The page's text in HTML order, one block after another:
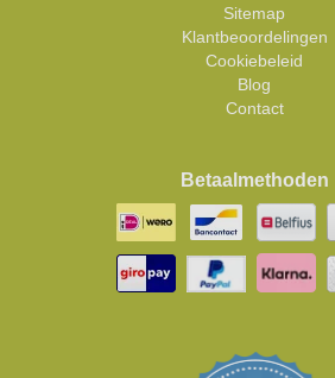
Sitemap
Klantbeoordelingen
Cookiebeleid
Blog
Contact
Betaalmethoden